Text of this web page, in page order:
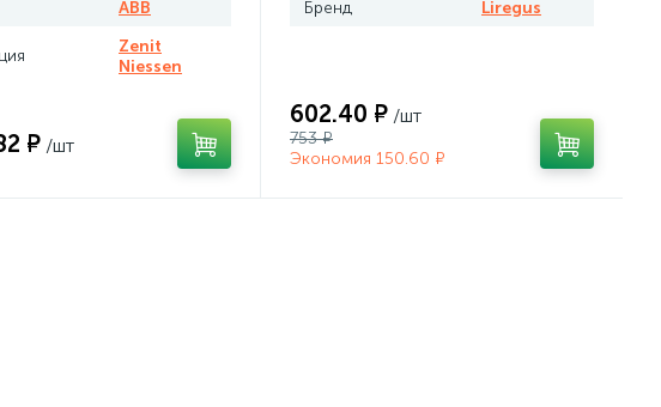
ABB
Zenit
Niessen
₽ /шт
Бренд Liregus
602.40 ₽ /шт
753 ₽
Экономия 150.60 ₽